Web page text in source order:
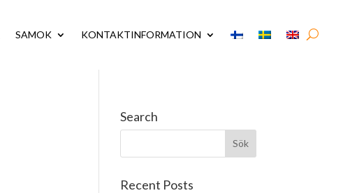
SAMOK KONTAKTINFORMATION
Search
Recent Posts